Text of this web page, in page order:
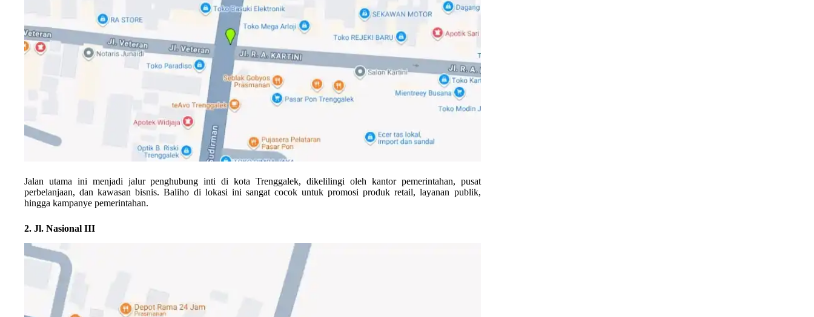
Jalan utama ini menjadi jalur penghubung inti di kota Trenggalek, dikelilingi oleh kantor pemerintahan, pusat
perbelanjaan, dan kawasan bisnis. Baliho di lokasi ini sangat cocok untuk promosi produk retail, layanan publik,
hingga kampanye pemerintahan.
2. Jl. Nasional III